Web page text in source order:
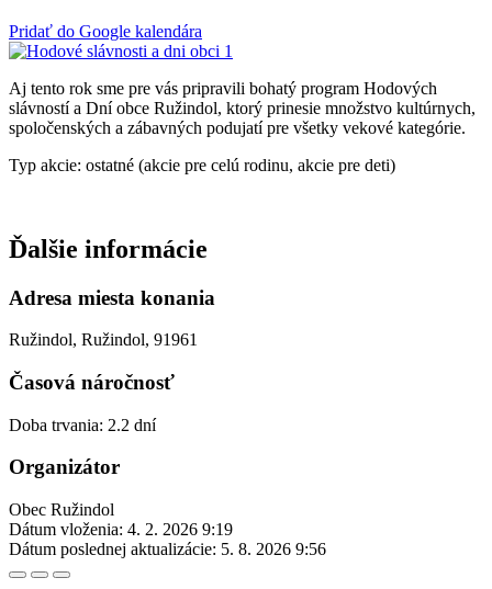
Pridať do Google kalendára
Aj tento rok sme pre vás pripravili bohatý program Hodových
slávností a Dní obce Ružindol, ktorý prinesie množstvo kultúrnych,
spoločenských a zábavných podujatí pre všetky vekové kategórie.
Typ akcie: ostatné (akcie pre celú rodinu, akcie pre deti)
Ďalšie informácie
Adresa miesta konania
Ružindol, Ružindol, 91961
Časová náročnosť
Doba trvania: 2.2 dní
Organizátor
Obec Ružindol
Dátum vloženia: 4. 2. 2026 9:19
Dátum poslednej aktualizácie: 5. 8. 2026 9:56